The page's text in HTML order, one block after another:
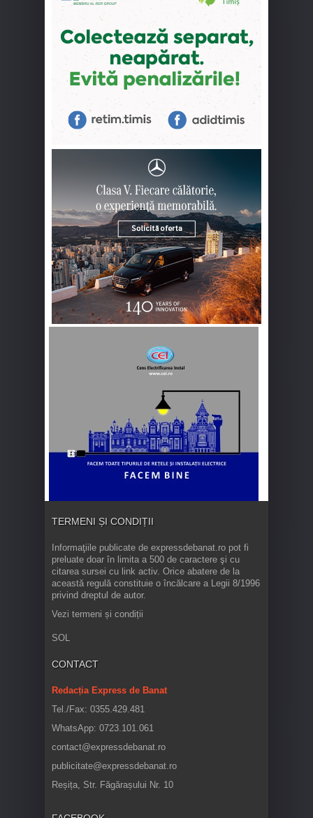
TERMENI ȘI CONDIȚII
Informaţiile publicate de expressdebanat.ro pot fi
preluate doar în limita a 500 de caractere şi cu
citarea sursei cu link activ. Orice abatere de la
această regulă constituie o încălcare a Legii 8/1996
privind dreptul de autor.
Vezi termeni și condiții
SOL
CONTACT
Redacția Express de Banat
Tel./Fax: 0355.429.481
WhatsApp: 0723.101.061
contact@expressdebanat.ro
publicitate@expressdebanat.ro
Reșița, Str. Făgărașului Nr. 10